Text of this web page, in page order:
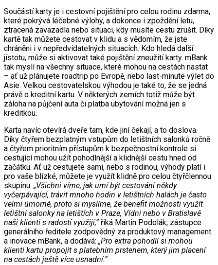
Součástí karty je i cestovní pojištění pro celou rodinu zdarma,
které pokrývá léčebné výlohy, a dokonce i zpoždění letu,
ztracená zavazadla nebo situaci, kdy musíte cestu zrušit. Díky
kartě tak můžete cestovat v klidu a s vědomím, že jste
chráněni i v nepředvídatelných situacích. Kdo hledá další
jistotu, může si aktivovat také pojištění zneužití karty. mBank
tak myslí na všechny situace, které mohou na cestách nastat
– ať už plánujete roadtrip po Evropě, nebo last-minute výlet do
Asie. Velkou cestovatelskou výhodou je také to, že se jedná
právě o kreditní kartu. V některých zemích totiž může být
záloha na půjčení auta či platba ubytování možná jen s
kreditkou.
Karta navíc otevírá dveře tam, kde jiní čekají, a to doslova.
Díky čtyřem bezplatným vstupům do letištních salonků ročně
a čtyřem prioritním přístupům k bezpečnostní kontrole si
cestující mohou užít pohodlnější a klidnější cestu hned od
začátku. Ať už cestujete sami, nebo s rodinou, výhody platí i
pro vaše blízké, můžete je využít klidně pro celou čtyřčlennou
skupinu. „Všichni víme, jak umí být cestování někdy
vyčerpávající, trávit mnoho hodin v letištních halách je často
velmi úmorné, proto si myslíme, že benefit možnosti využít
letištní salonky na letištích v Praze, Vídni nebo v Bratislavě
naši klienti s radostí využijí,“ říká Martin Podolák, zástupce
generálního ředitele zodpovědný za produktový management
a inovace mBank, a dodává: „Pro extra pohodlí si mohou
klienti kartu propojit s platebním prstenem, který jim placení
na cestách ještě více usnadní.“